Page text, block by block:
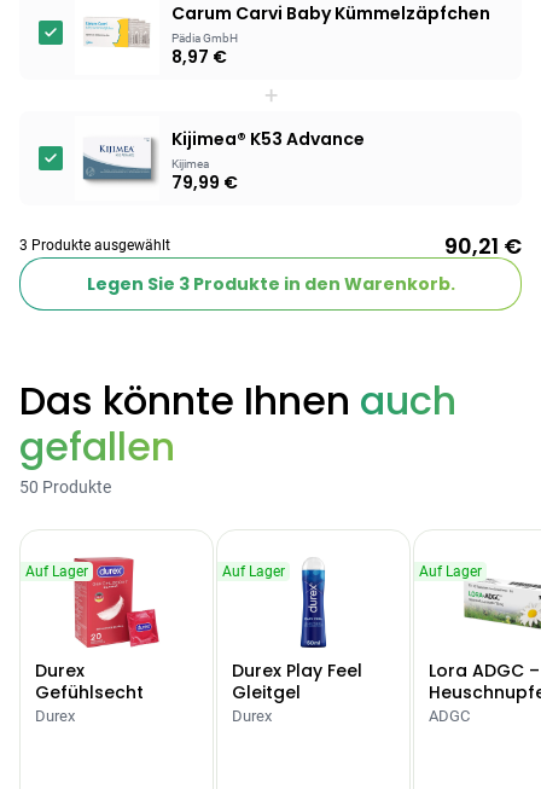
Linola Forte
Shampoo für
Schuppenflechte
neigende Kopfhaut
Vagisan Milchsäure
– Zäpfchen zur
pH-Wert-
12,89 € 17,47 €
Hametum
Hämorrhoidensalbe:
Bei Hämorrhoiden
12,04 € 12,95 € -7%
Nach Marke kaufen
Carum Carvi Baby Kümmelzäpfchen
Pädia GmbH
8,97 €
+
Kijimea® K53 Advance
Kijimea
79,99 €
3 Produkte ausgewählt 90,21 €
Legen Sie 3Produkte in den Warenkorb.
Das könnte Ihnen auch
gefallen
50 Produkte
Auf Lager
Durex
Gefühlsecht
Classic Kondome
Durex
Auf Lager
Durex Play Feel
Gleitgel
Durex
Auf Lager
Lora ADGC
Allergien
ADGC